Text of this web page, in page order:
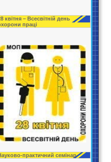
квітня – Всесвітній день
праці
практичний семінар